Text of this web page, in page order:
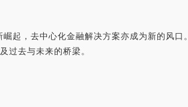
起，去中心化金融解决方案亦成为新的风口
过去与未来的桥梁。